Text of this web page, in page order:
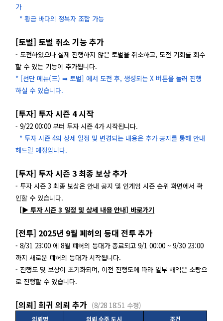
가
* 황금 바다의 정복자 조합 가능
[토벌] 토벌 취소 기능 추가
- 도전하였으나 실제 진행하지 않은 토벌을 취소하고, 도전 기회를 회수
할 수 있는 기능이 추가됩니다.
* [선단 메뉴(三) ➡ 토벌] 에서 도전 후, 생성되는 X 버튼을 눌러 진행
하실 수 있습니다.
[투자] 투자 시즌 4 시작
- 9/22 00:00 부터 투자 시즌 4가 시작됩니다.
* 투자 시즌 4의 상세 일정 및 변경되는 내용은 추가 공지를 통해 안내
해드릴 예정입니다.
[투자] 투자 시즌 3 최종 보상 추가
- 투자 시즌 3 최종 보상은 안내 공지 및 인게임 시즌 순위 화면에서 확
인할 수 있습니다.
[▶ 투자 시즌 3 일정 및 상세 내용 안내] 바로가기
[전투] 2025년 9월 폐허의 등대 전투 추가
- 8/31 23:00 에 8월 폐허의 등대가 종료되고 9/1 00:00 ~ 9/30 23:00
까지 새로운 폐허의 등대가 시작됩니다.
- 진행도 및 보상이 초기화되며, 이전 진행도에 따라 일부 해역은 소탕으
로 진행할 수 있습니다.
[의뢰] 희귀 의뢰 추가 (8/28 18:51 수정)
의뢰명 의뢰 수주 도시 조건